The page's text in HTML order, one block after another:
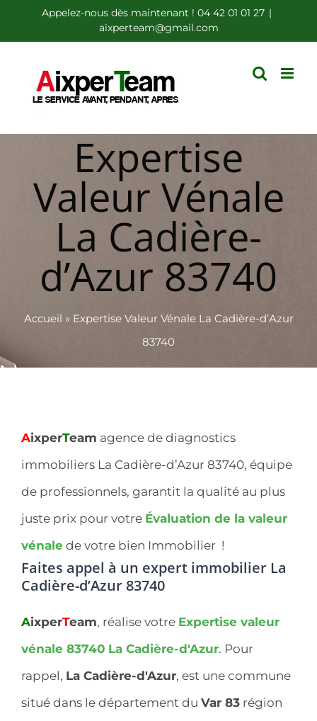
au
contenu
Appelez-nous dès maintenant ! 04 42 01 01 27 |
aixperteam@gmail.com
Expertise
Valeur Vénale
La Cadière-
d’Azur 83740
Accueil » Expertise Valeur Vénale La Cadière-d’Azur
83740
AixperTeam agence de diagnostics
immobiliers La Cadière-d’Azur 83740, équipe
de professionnels, garantit la qualité au plus
juste prix pour votre Évaluation de la valeur
vénale de votre bien Immobilier !
Faites appel à un expert immobilier La
Cadière-d’Azur 83740
AixperTeam, réalise votre Expertise valeur
vénale 83740 La Cadière-d'Azur. Pour
rappel, La Cadière-d'Azur, est une commune
situé dans le département du Var 83 région